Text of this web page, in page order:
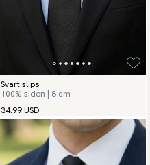
Svart slips
100% siden | 8 cm
34.99 USD